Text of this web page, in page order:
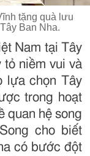
tặng quà lưu
Ban Nha.
Nam tại Tây
tỏ niềm vui và
lựa chọn Tây
trong hoạt
quan hệ song
cho biết
có bước đột